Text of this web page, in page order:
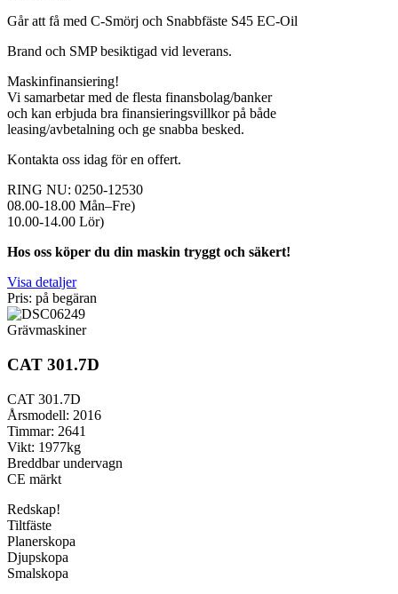
Går att få med C-Smörj och Snabbfäste S45 EC-Oil
Brand och SMP besiktigad vid leverans.
Maskinfinansiering!
Vi samarbetar med de flesta finansbolag/banker
och kan erbjuda bra finansieringsvillkor på både
leasing/avbetalning och ge snabba besked.
Kontakta oss idag för en offert.
RING NU: 0250-12530
08.00-18.00 Mån–Fre)
10.00-14.00 Lör)
Hos oss köper du din maskin tryggt och säkert!
Visa detaljer
Pris: på begäran
Grävmaskiner
CAT 301.7D
CAT 301.7D
Årsmodell: 2016
Timmar: 2641
Vikt: 1977kg
Breddbar undervagn
CE märkt
Redskap!
Tiltfäste
Planerskopa
Djupskopa
Smalskopa